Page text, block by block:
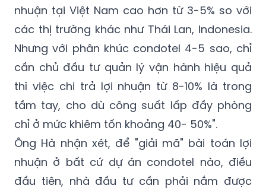
nhuận tại Việt Nam cao hơn từ 3-5% so với
các thị trường khác như Thái Lan, Indonesia.
Nhưng với phân khúc condotel 4-5 sao, chỉ
cần chủ đầu tư quản lý vận hành hiệu quả
thì việc chi trả lợi nhuận từ 8-10% là trong
tầm tay, cho dù công suất lấp đầy phòng
chỉ ở mức khiêm tốn khoảng 40- 50%".
Ông Hà nhận xét, để "giải mã" bài toán lợi
nhuận ở bất cứ dự án condotel nào, điều
đầu tiên, nhà đầu tư cần phải nắm được